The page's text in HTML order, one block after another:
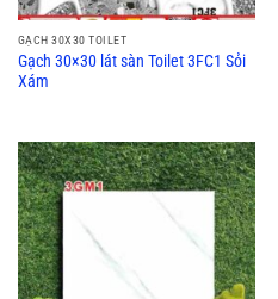
GẠCH 30X30 TOILET
Gạch 30×30 lát sàn Toilet 3FC1 Sỏi
Xám